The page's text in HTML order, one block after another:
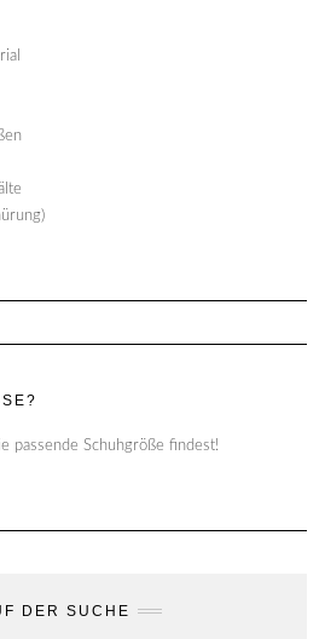
passende Schuhgröße findest!
DER SUCHE